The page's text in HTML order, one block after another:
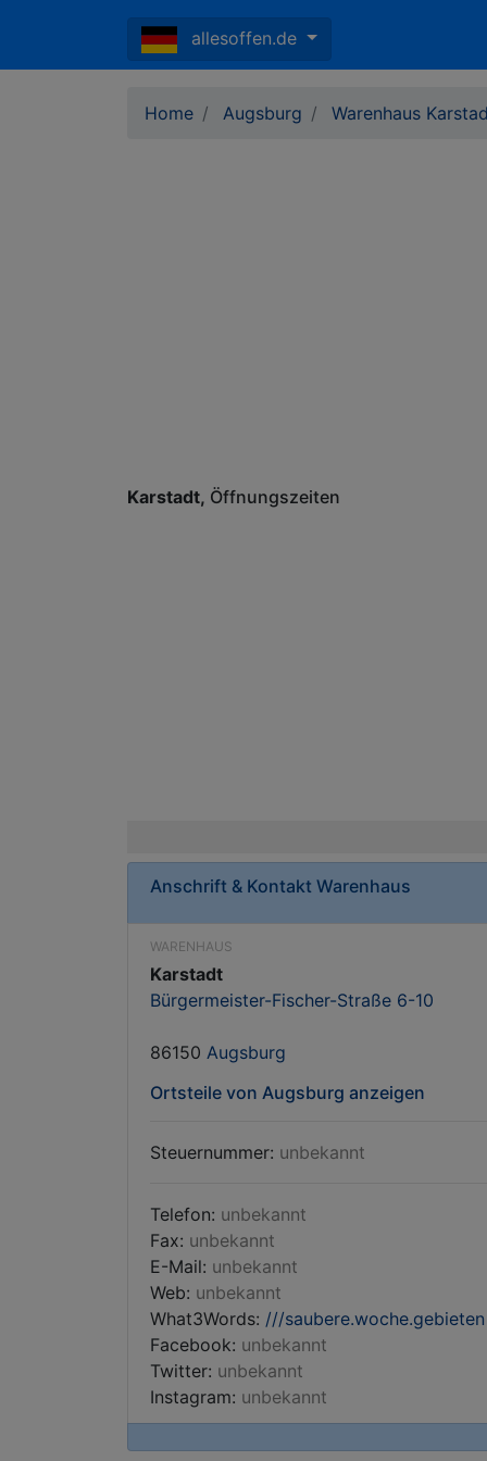
allesoffen.de
Home Augsburg Warenhaus
Karstadt Öffnungszeiten
Anschrift & Kontakt Warenhaus
WARENHAUS
Karstadt
Bürgermeister-Fischer-Straße 6-10
86150 Augsburg
Ortsteile von Augsburg anzeigen
Steuernummer: unbekannt
Telefon: unbekannt
Fax: unbekannt
E-Mail: unbekannt
Web: unbekannt
What3Words: ///saubere.woche.gebieten
Facebook: unbekannt
Twitter: unbekannt
Instagram: unbekannt